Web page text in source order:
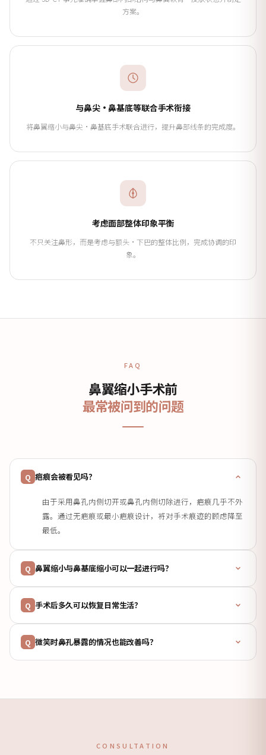
方案。
与鼻尖·鼻基底等联合手术衔接
将鼻翼缩小与鼻尖·鼻基底手术联合进行，提升鼻部线条的完成度。
考虑面部整体印象平衡
不只关注鼻形，而是考虑与额头·下巴的整体比例，完成协调的印
象。
FAQ
鼻翼缩小手术前
最常被问到的问题
Q 疤痕会被看见吗？
由于采用鼻孔内侧切开或鼻孔内侧切除进行，疤痕几乎不外
露。通过无疤痕或最小疤痕设计，将对手术痕迹的顾虑降至
最低。
Q 鼻翼缩小与鼻基底缩小可以一起进行吗？
Q 手术后多久可以恢复日常生活？
Q 微笑时鼻孔暴露的情况也能改善吗？
CONSULTATION